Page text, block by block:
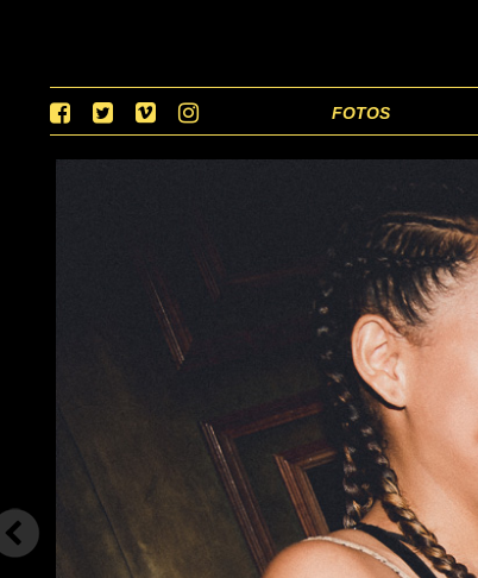
FOTOS